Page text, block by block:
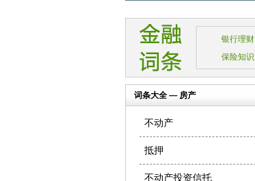
银行理财
保险知识
词条大全 — 房产
不动产
抵押
不动产投资信托